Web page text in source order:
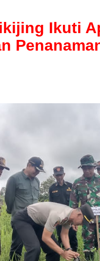
Ikuti